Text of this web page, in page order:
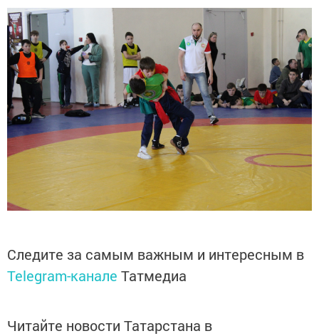
Следите за самым важным и интересным в
Telegram-канале Татмедиа
Читайте новости Татарстана в